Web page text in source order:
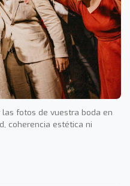
fotos de vuestra boda en
coherencia estética ni